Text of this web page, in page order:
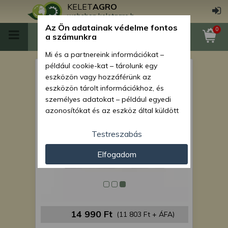
KELETAGRO
webshop.keletagro.hu
0
Force 210 vízhőfok jeladó
14 990 Ft (11 803 Ft + ÁFA)
Az Ön adatainak védelme fontos
a számunkra
Mi és a partnereink információkat –
például cookie-kat – tárolunk egy
eszközön vagy hozzáférünk az
eszközön tárolt információkhoz, és
személyes adatokat – például egyedi
azonosítókat és az eszköz által küldött
személyre szabott hirdetések és
tartalom nyújtásához, hirdetés- és
tartalomméréshez, nézettségi adatok
gyűjtéséhez, valamint termékek
javításához. Az Ön engedélyével mi és a
módszerrel szerzett pontos geolokációs
Testreszabás
Elfogadom